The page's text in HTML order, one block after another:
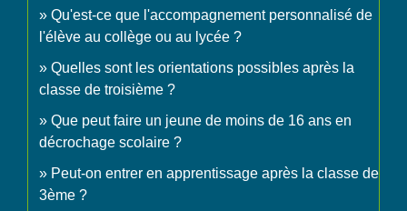
Qu'est-ce que l'accompagnement personnalisé de
l'élève au collège ou au lycée ?
Quelles sont les orientations possibles après la
classe de troisième ?
Que peut faire un jeune de moins de 16 ans en
décrochage scolaire ?
Peut-on entrer en apprentissage après la classe de
3ème ?